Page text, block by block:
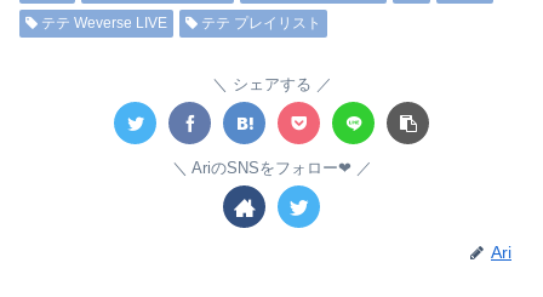
テテ Weverse LIVE
テテ プレイリスト
シェアする
AriのSNSをフォロー❤︎
Ari